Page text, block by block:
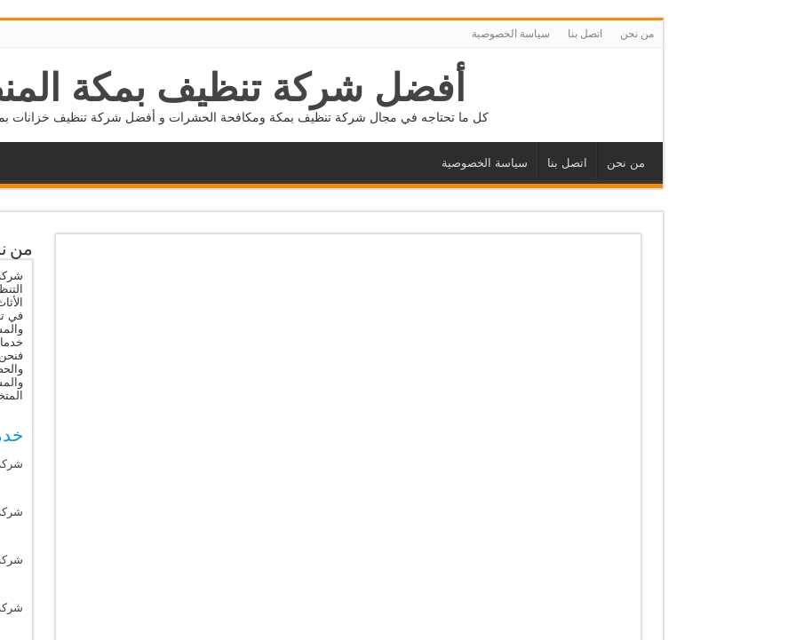
من نحن اتصل بنا سياسة الخصوصية
أفضل شركة تنظيف بمكة
كل ما تحتاجه في مجال شركة تنظيف بمكة ومكافحة الحشرات و أفضل شركة تنظيف خزانات بمكة
من نحن اتصل بنا سياسة الخصوصية
من
في